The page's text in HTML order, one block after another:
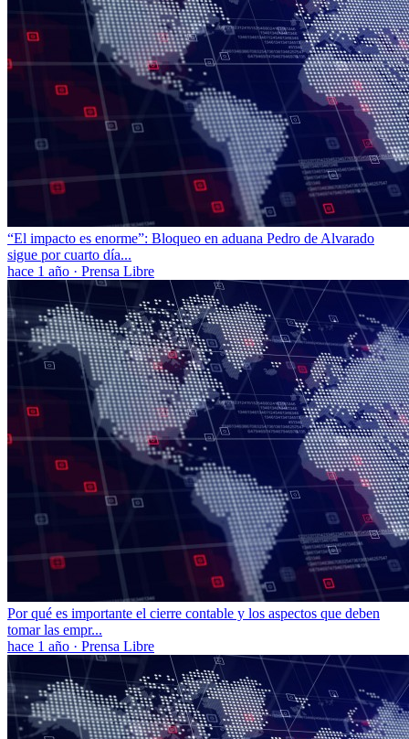
“El impacto es enorme”: Bloqueo en aduana Pedro de Alvarado
sigue por cuarto día...
hace 1 año · Prensa Libre
Por qué es importante el cierre contable y los aspectos que deben
tomar las empr...
hace 1 año · Prensa Libre